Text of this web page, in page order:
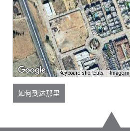
Keyboard shortcuts Image
如何到达那里